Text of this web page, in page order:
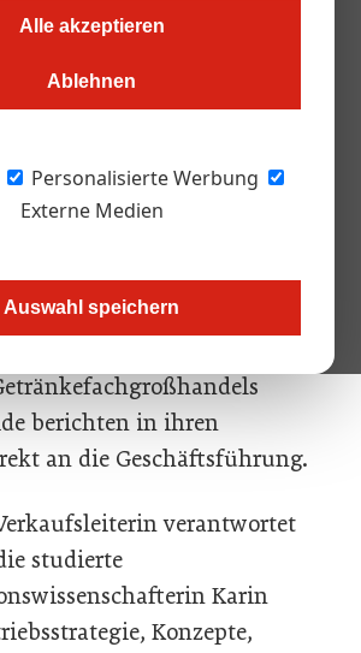
Alle akzeptieren
Ablehnen
Personalisierte Werbung
Externe Medien
Auswahl speichern
nationale Verkaufsleiterin, Vertriebs-
(38) übernimmt die Geschäftsfeldleitung
Mitarbeiter sind bei
nationale Verkaufsleiterin
Gerald Santer (38)
berichten in ihren
an die Geschäftsführung.
verantwortet
studierte
Karin
Konzepte,